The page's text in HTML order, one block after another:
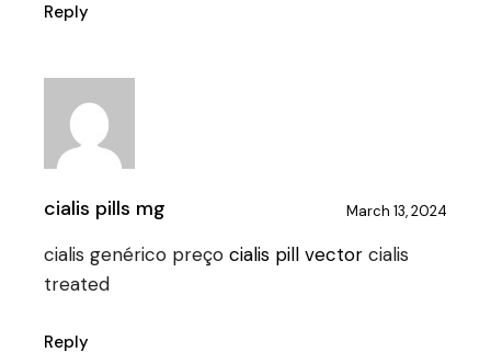
Reply
cialis pills mg March 13, 2024
cialis genérico preço cialis pill vector cialis
treated
Reply